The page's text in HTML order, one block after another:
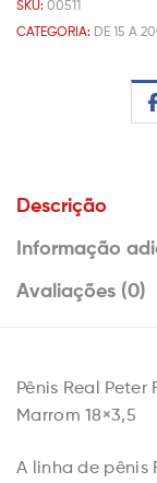
SKU: 00511
CATEGORIA: DE 15 A
Descrição
Informação
Avaliações (0)
Pênis Real
Marrom 18×3,5
A linha de pênis